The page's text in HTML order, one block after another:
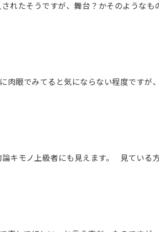
そうですが、舞台？かそのようなも
眼でみてると気にならない程度ですが
キモノ上級者にも見えます。 見ている